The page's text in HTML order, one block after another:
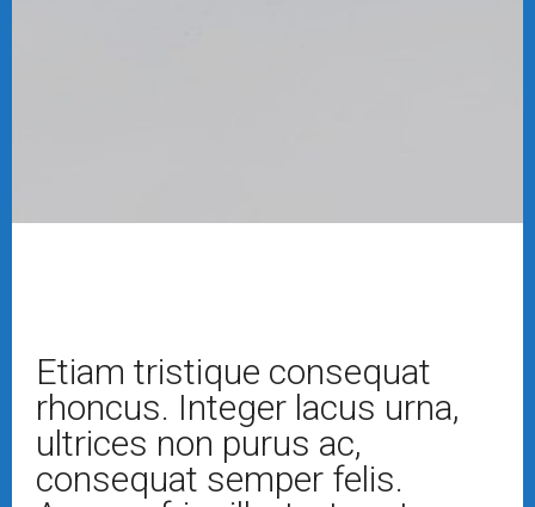
Etiam tristique consequat
rhoncus. Integer lacus urna,
ultrices non purus ac,
consequat semper felis.